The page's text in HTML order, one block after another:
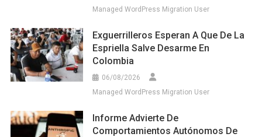
Managed WordPress Migration User
Exguerrilleros Esperan A Que De La
Espriella Salve Desarme En
Colombia
06/08/2026
Managed WordPress Migration User
Informe Advierte De
Comportamientos Autónomos De